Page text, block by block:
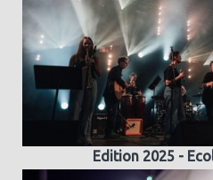
Edition 2025 -